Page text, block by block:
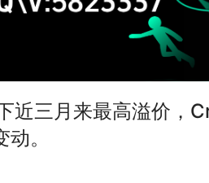
近三月来最高溢价，
。